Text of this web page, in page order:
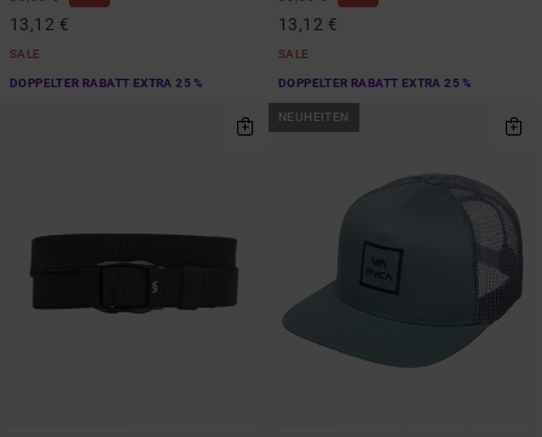
13,12 €
SALE
DOPPELTER RABATT EXTRA 25 %
13,12 €
SALE
DOPPELTER RABATT EXTRA 25 %
NEUHEITEN